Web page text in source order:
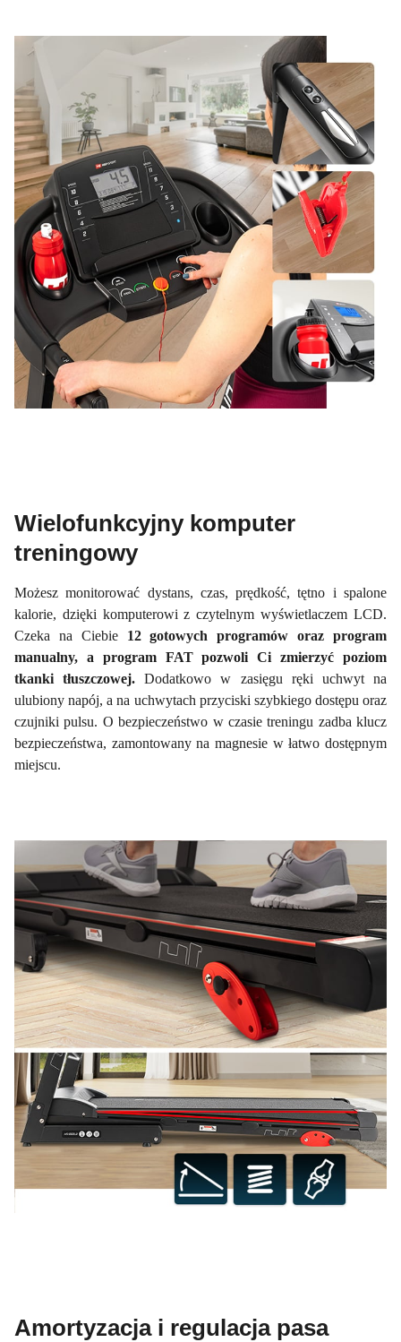
Wielofunkcyjny komputer
treningowy
Możesz monitorować dystans, czas, prędkość, tętno i spalone
kalorie, dzięki komputerowi z czytelnym wyświetlaczem LCD.
Czeka na Ciebie 12 gotowych programów oraz program
manualny, a program FAT pozwoli Ci zmierzyć poziom
tkanki tłuszczowej. Dodatkowo w zasięgu ręki uchwyt na
ulubiony napój, a na uchwytach przyciski szybkiego dostępu oraz
czujniki pulsu. O bezpieczeństwo w czasie treningu zadba klucz
bezpieczeństwa, zamontowany na magnesie w łatwo dostępnym
miejscu.
Amortyzacja i regulacja pasa